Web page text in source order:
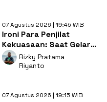
07 Agustus 2026 | 19:45 WIB
Ironi Para Penjilat
Kekuasaan: Saat Gelar
Akademis Kalah oleh
Mental ABS
Rizky Pratama
Riyanto
07 Agustus 2026 | 19:15 WIB